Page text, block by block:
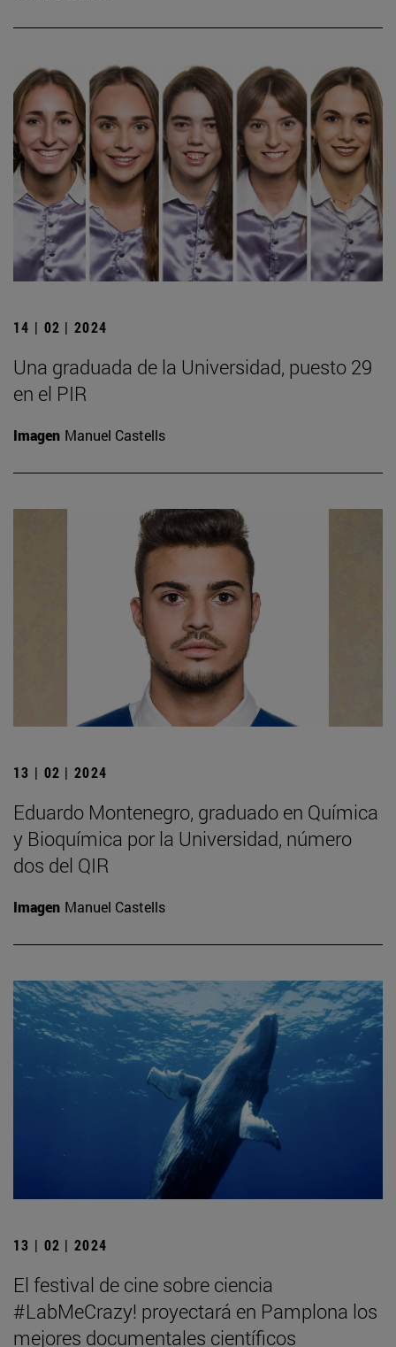
14 | 02 | 2024
Una graduada de la Universidad, puesto 29
en el PIR
Imagen Manuel Castells
13 | 02 | 2024
Eduardo Montenegro, graduado en Química
y Bioquímica por la Universidad, número
dos del QIR
Imagen Manuel Castells
13 | 02 | 2024
El festival de cine sobre ciencia
#LabMeCrazy! proyectará en Pamplona los
mejores documentales científicos